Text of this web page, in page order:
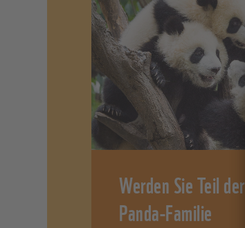
Werden Sie Teil der
Panda-Familie